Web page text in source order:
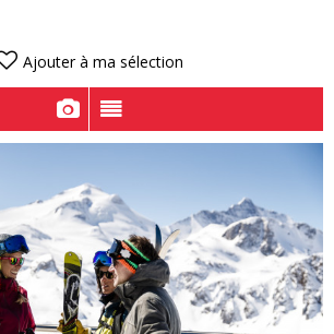
Ajouter à ma sélection